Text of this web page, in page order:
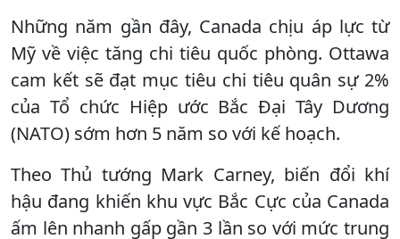
Những năm gần đây, Canada chịu áp lực từ
Mỹ về việc tăng chi tiêu quốc phòng. Ottawa
cam kết sẽ đạt mục tiêu chi tiêu quân sự 2%
của Tổ chức Hiệp ước Bắc Đại Tây Dương
(NATO) sớm hơn 5 năm so với kế hoạch.
Theo Thủ tướng Mark Carney, biến đổi khí
hậu đang khiến khu vực Bắc Cực của Canada
ấm lên nhanh gấp gần 3 lần so với mức trung